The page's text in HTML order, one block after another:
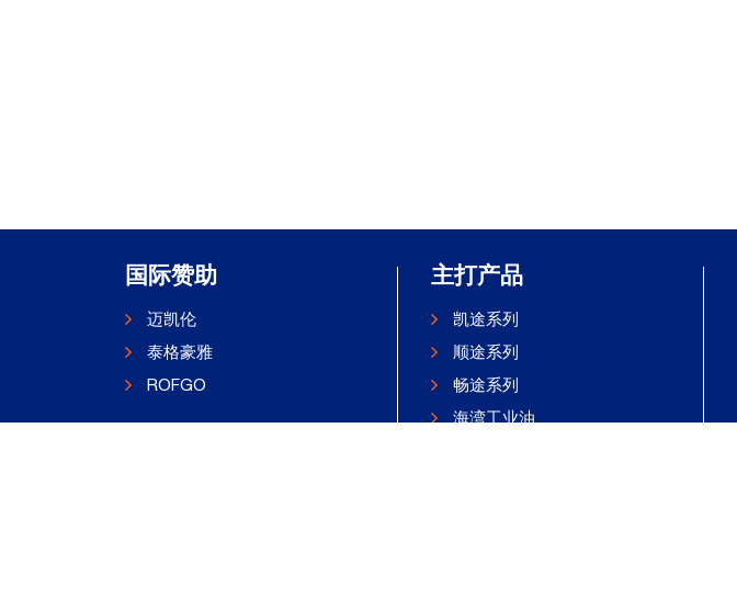
国际赞助
迈凯伦
泰格豪雅
ROFGO
主打产品
凯途系列
顺途系列
畅途系列
海湾工业油